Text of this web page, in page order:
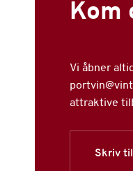
Kom
Vi åbner
attraktive
Skriv